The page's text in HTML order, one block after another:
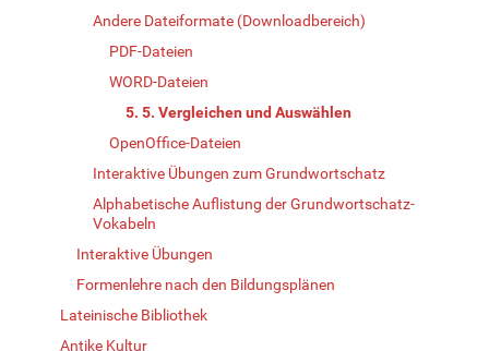
Andere Dateiformate (Downloadbereich)
PDF-Dateien
WORD-Dateien
5. 5. Vergleichen und Auswählen
OpenOffice-Dateien
Interaktive Übungen zum Grundwortschatz
Alphabetische Auflistung der Grundwortschatz-
Vokabeln
Interaktive Übungen
Formenlehre nach den Bildungsplänen
Lateinische Bibliothek
Antike Kultur